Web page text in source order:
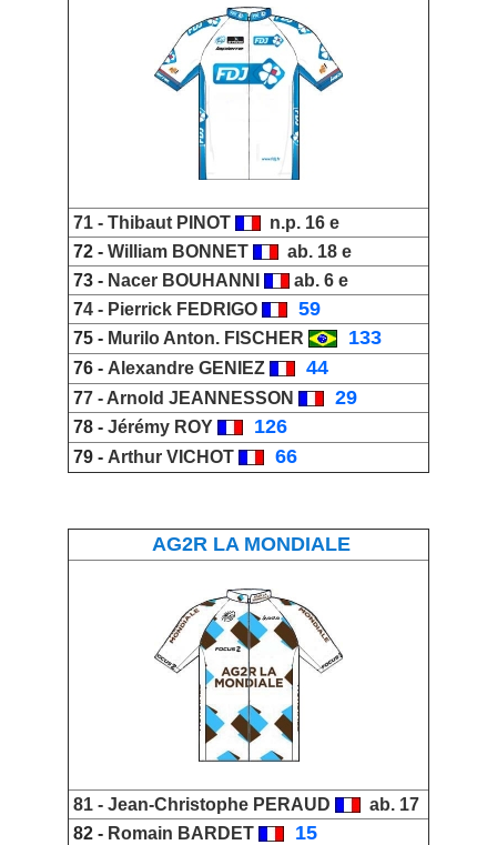
71 - Thibaut PINOT
n.p. 16 e
72 - William BONNET
ab. 18 e
73 - Nacer BOUHANNI
ab. 6 e
74 - Pierrick FEDRIGO 59
75 - Murilo Anton. FISCHER 133
76 - Alexandre GENIEZ 44
77 - Arnold JEANNESSON 29
78 - Jérémy ROY 126
79 - Arthur VICHOT 66
AG2R LA MONDIALE
81 - Jean-Christophe PERAUD
ab. 17
82 - Romain BARDET 15